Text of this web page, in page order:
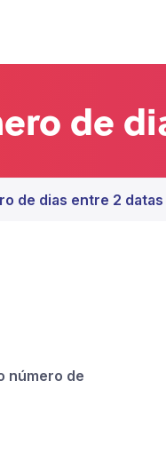
de
de dias entre 2 datas
número de